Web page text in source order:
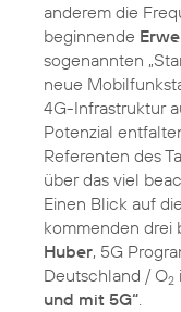
anderem die
beginnende
sogenannten
neue
4G-Infrastruktur
Potenzial
Referenten des
über das viel
Einen Blick auf
kommenden drei
Huber, 5G
Deutschland / O2
und mit 5G“.